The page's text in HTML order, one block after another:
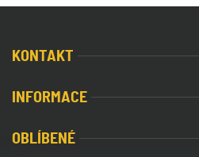
KONTAKT
INFORMACE
OBLÍBENÉ